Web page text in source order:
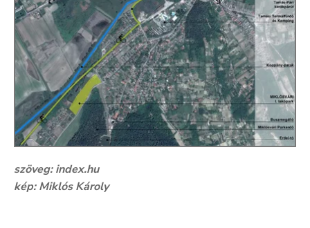
szöveg: index.hu
kép: Miklós Károly